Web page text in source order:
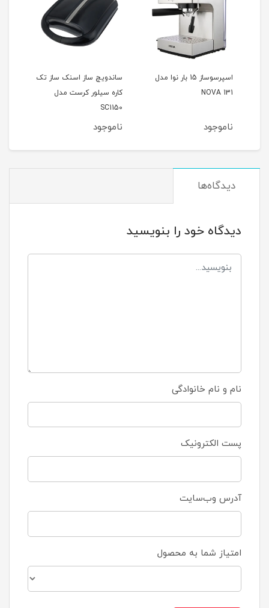
اسپرسوساز 15 بار نوا مدل
NOVA 131
ناموجود
ساندویچ ساز اسنک ساز تک
کاره سیلور کرست مدل
SC1150
ناموجود
دیدگاه‌ها
دیدگاه خود را بنویسید
نام و نام خانوادگی
پست الکترونیک
آدرس وب‌سایت
امتیاز شما به محصول